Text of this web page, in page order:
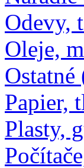
Odevy,
Oleje,
Ostatné
Papier,
Plasty,